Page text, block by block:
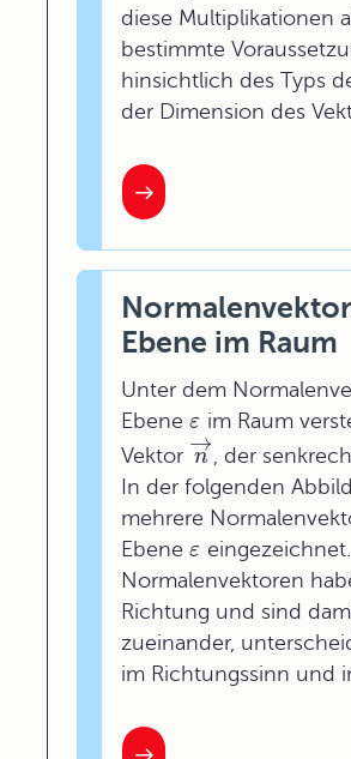
diese Multiplikationen
bestimmte
hinsichtlich des Typs
der Dimension des
Ebene im Raum
Unter dem
Ebeneε im Raum
Vektor n
→
, der
In der folgenden
mehrere
Ebeneε
Normalenvektoren
Richtung und sind
zueinander,
im Richtungssinn und